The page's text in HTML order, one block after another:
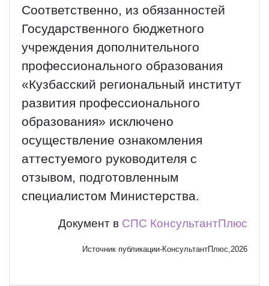
Соответственно, из обязанностей
Государственного бюджетного
учреждения дополнительного
профессионального образования
«Кузбасский региональный институт
развития профессионального
образования» исключено
осуществление ознакомления
аттестуемого руководителя с
отзывом, подготовленным
специалистом Министерства.
Документ в СПС КонсультантПлюс
Источник публикации-КонсультантПлюс,2026